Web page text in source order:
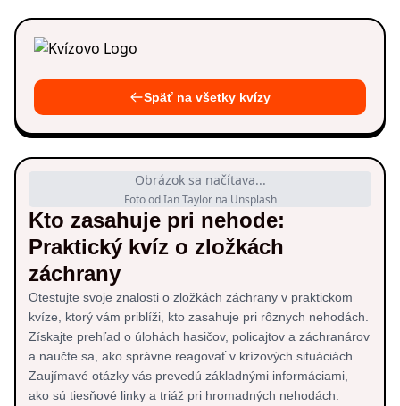
Späť na všetky kvízy
Obrázok sa načítava...
Foto od Ian Taylor na Unsplash
Kto zasahuje pri nehode:
Praktický kvíz o zložkách
záchrany
Otestujte svoje znalosti o zložkách záchrany v praktickom
kvíze, ktorý vám priblíži, kto zasahuje pri rôznych nehodách.
Získajte prehľad o úlohách hasičov, policajtov a záchranárov
a naučte sa, ako správne reagovať v krízových situáciách.
Zaujímavé otázky vás prevedú základnými informáciami,
ako sú tiesňové linky a triáž pri hromadných nehodách.